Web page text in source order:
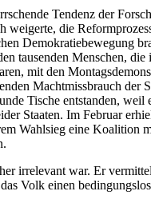
Tendenz der
die
Demokratiebe­wegung
tausenden Menschen,
mit den
Machtmissbrauch
Tische entstanden,
Staaten. Im Februar
Wahlsieg eine Koalition
irrelevant war. Er
Volk einen